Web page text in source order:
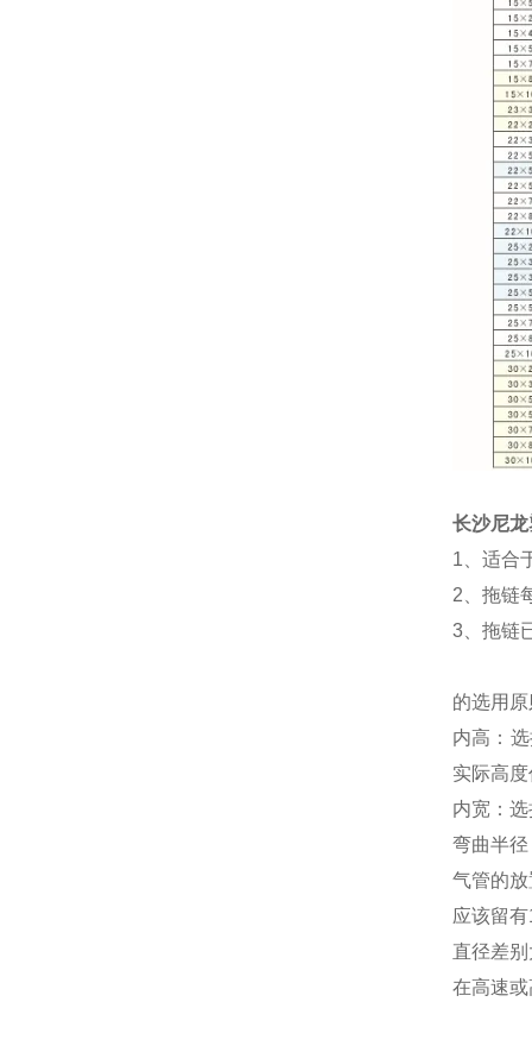
长沙尼
1、适合
2、拖链
3、拖链
的选
内高：
实际高
内宽：
弯曲半
气管的
应该留
直径差
在高速